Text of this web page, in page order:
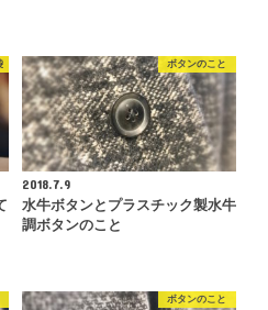
ボタンのこと
2018.7.9
水牛ボタンとプラスチック製水牛
調ボタンのこと
ボタンのこと